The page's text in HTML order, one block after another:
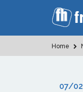
Home
07/